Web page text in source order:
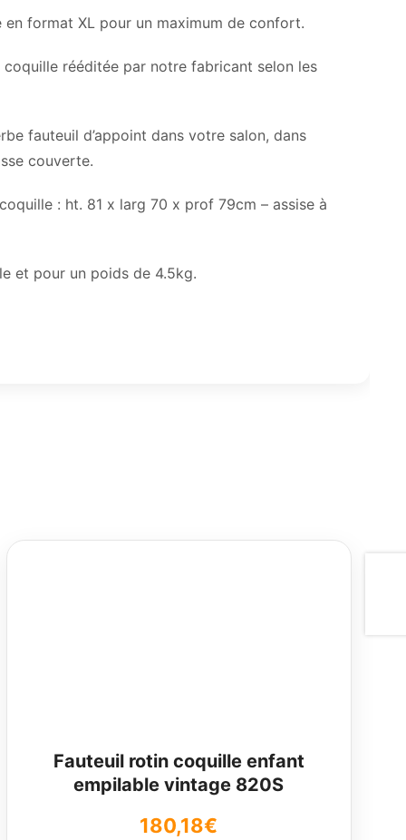
format XL pour un maximum de confort.
rééditée par notre fabricant selon les
fauteuil d’appoint dans votre salon, dans
couverte.
: ht. 81 x larg 70 x prof 79cm – assise à
et pour un poids de 4.5kg.
Fauteuil rotin coquille enfant
empilable vintage 820S
180,18€